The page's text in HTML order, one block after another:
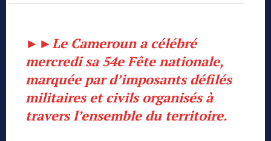
►► Le Cameroun a célébré
mercredi sa 54e Fête nationale,
marquée par d’imposants défilés
militaires et civils organisés à
travers l’ensemble du territoire.